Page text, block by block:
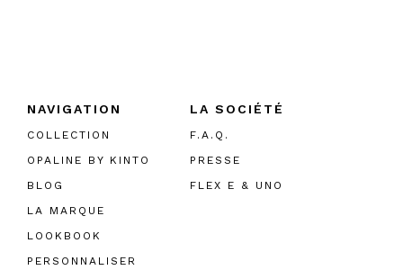
NAVIGATION
COLLECTION
OPALINE BY KINTO
BLOG
LA MARQUE
LOOKBOOK
PERSONNALISER
LA SOCIÉTÉ
F.A.Q.
PRESSE
FLEX E & UNO